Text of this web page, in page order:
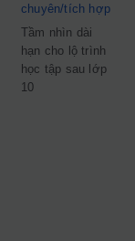
chuyên/tích hợp
Tầm nhìn dài
hạn cho lộ trình
học tập sau lớp
10